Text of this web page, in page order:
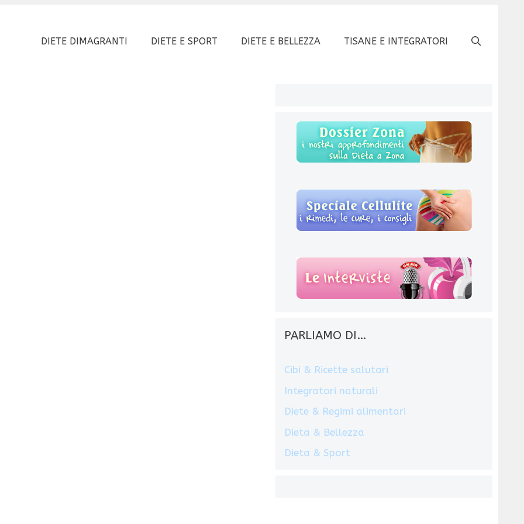
DIETE DIMAGRANTI DIETE E SPORT DIETE E BELLEZZA TISANE E INTEGRATORI
PARLIAMO DI…
Cibi & Ricette salutari
Integratori naturali
Diete & Regimi alimentari
Dieta & Bellezza
Dieta & Sport